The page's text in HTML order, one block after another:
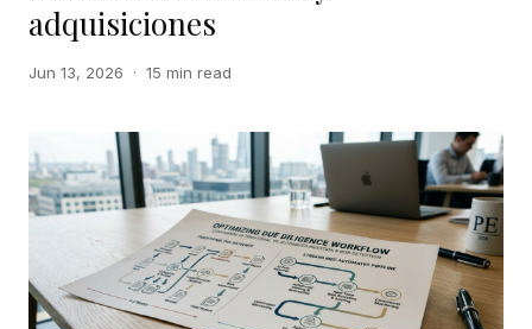
adquisiciones
Jun 13, 2026 · 15 min read